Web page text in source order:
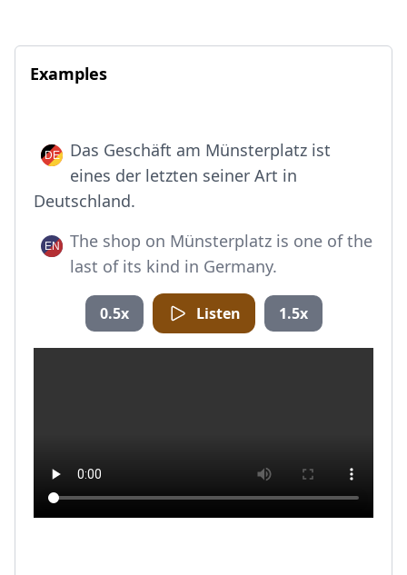
Examples
Das Geschäft am Münsterplatz ist
eines der letzten seiner Art in
Deutschland.
The shop on Münsterplatz is one of the
last of its kind in Germany.
0.5x Listen 1.5x